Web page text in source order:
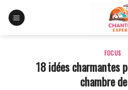
FOCUS
18 idées charmantes
chambre